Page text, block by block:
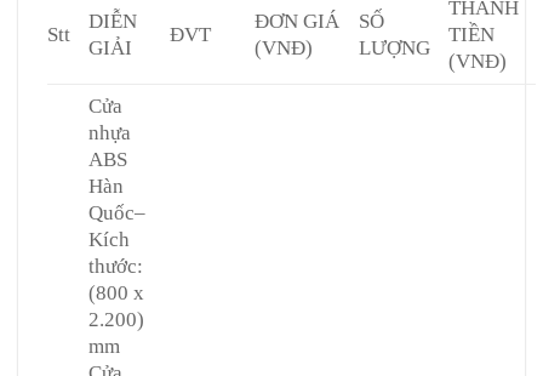
Stt
DIỄN
GIẢI
ĐVT
ĐƠN GIÁ
(VNĐ)
SỐ
LƯỢNG
THÀNH
TIỀN
(VNĐ)
Cửa
nhựa
ABS
Hàn
Quốc–
Kích
thước:
(800 x
2.200)
mm